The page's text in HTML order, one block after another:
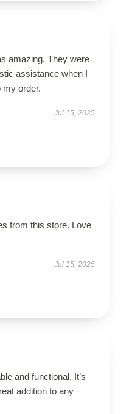
amazing. They were
assistance when I
my order.
Jul 15, 2025
from this store. Love
Jul 15, 2025
and functional. It’s
addition to any